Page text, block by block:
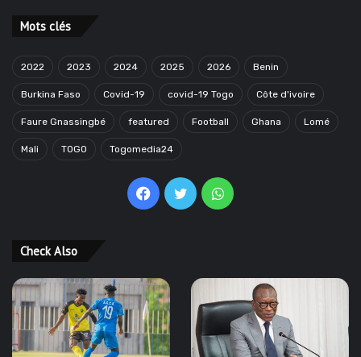
Mots clés
2022 2023 2024 2025 2026 Benin
Burkina Faso Covid-19 covid-19 Togo Côte d'ivoire
Faure Gnassingbé featured Football Ghana Lomé
Mali TOGO Togomedia24
Facebook
TwitterWhatsApp
Check Also